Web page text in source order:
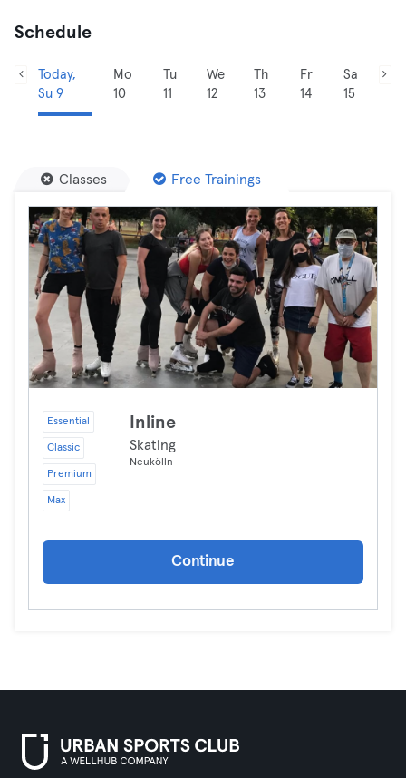
Schedule
Today,
Su 9
Mo
10
Tu
11
We
12
Th
13
Fr
14
Sa
15
Classes Free Trainings
Essential
Classic
Premium
Max
Inline
Skating
Neukölln
Continue